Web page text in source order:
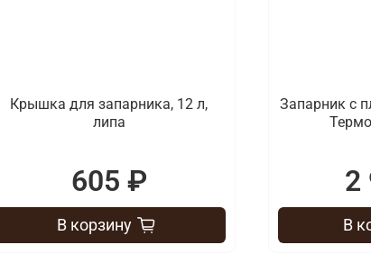
Крышка для запарника, 12 л,
липа
605 ₽
В корзину
Запарник с
2
В